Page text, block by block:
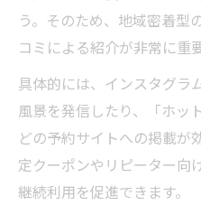
う。そのため、地域密着型
コミによる紹介が非常に重
具体的には、インスタグラ
風景を発信したり、「ホッ
どの予約サイトへの掲載が
定クーポンやリピーター向
継続利用を促進できます。